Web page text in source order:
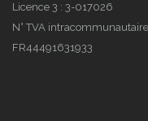
Licence 3 : 3-017026
N° TVA
FR44491631933